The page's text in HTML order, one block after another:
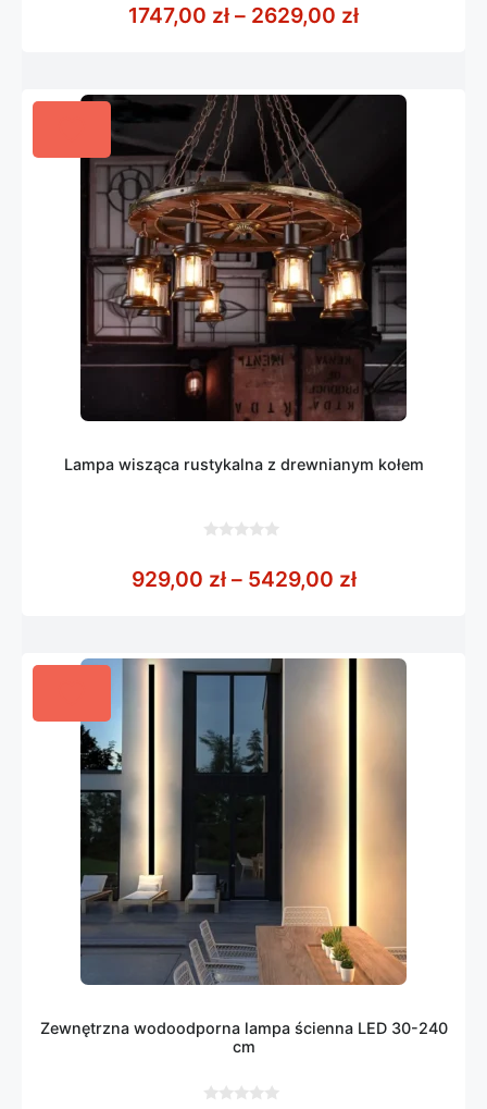
5
1747,00 zł – 2629,00 złZakres cen:
Lampa wisząca rustykalna z drewnianym kołem
5
929,00 zł – 5429,00 złZakres cen:
Zewnętrzna wodoodporna lampa ścienna LED 30-240
cm